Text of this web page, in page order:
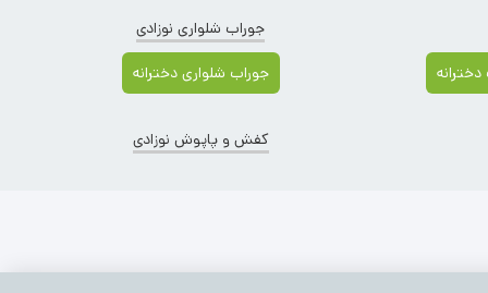
جوراب شلواری نوزادی
جوراب شلواری دخترانه
کفش و پاپوش نوزادی